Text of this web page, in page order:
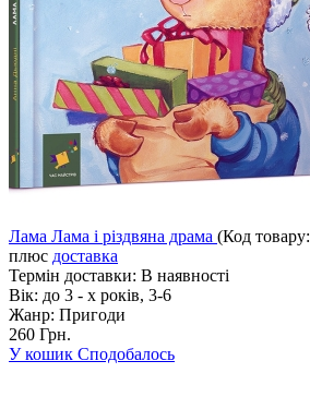
Лама Лама і різдвяна драма (Код товару:
плюс доставка
Термін доставки: В наявності
Вік: до 3 - х років, 3-6
Жанр: Пригоди
260 Грн.
У кошик Сподобалось